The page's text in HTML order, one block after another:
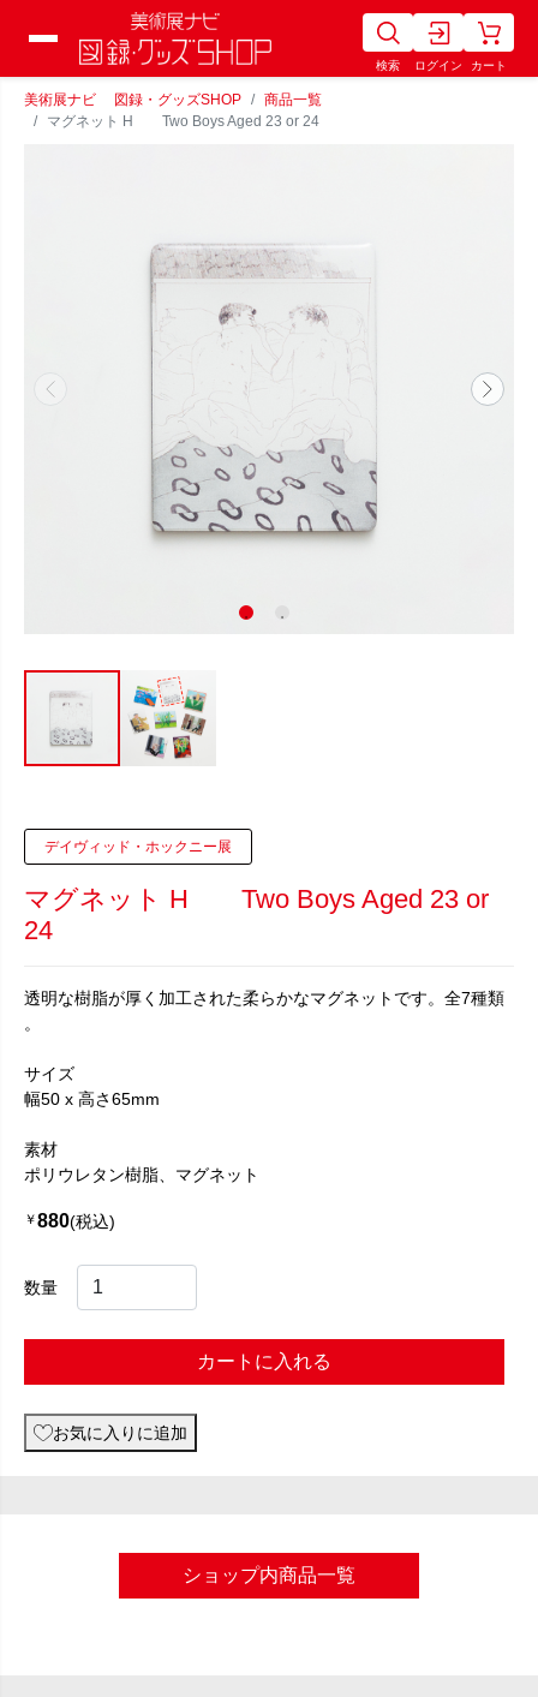
検索 ログイン カート
美術展ナビ 図録・グッズSHOP
商品一覧
マグネット H Two Boys Aged 23 or 24
デイヴィッド・ホックニー展
マグネット H Two Boys Aged 23 or
24
透明な樹脂が厚く加工された柔らかなマグネットです。全7種類
。
サイズ
幅50 x 高さ65mm
素材
ポリウレタン樹脂、マグネット
￥880(税込)
数量
カートに入れる
お気に入りに追加
ショップ内商品一覧